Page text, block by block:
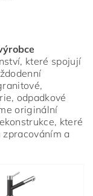
které spojují
odpadkové
originální
které
a